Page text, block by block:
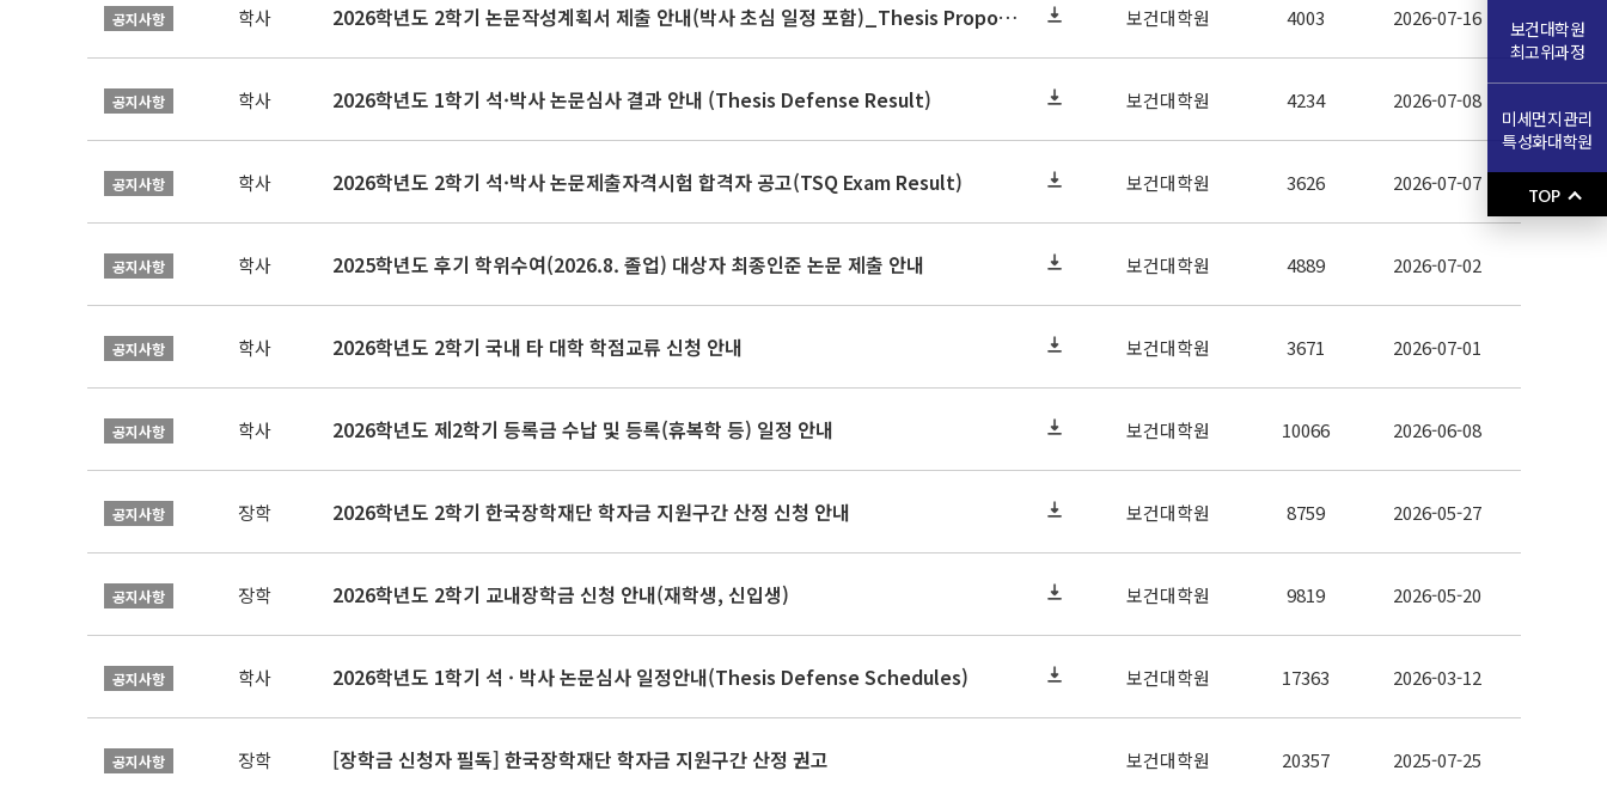
공지사항 학사 2026학년도 2학기 논문작성계획서 제출 안내(박사 초심 일정 포함)_Thesis Proposal 보건대학원 4003 2026-07-16
공지사항 학사 2026학년도 1학기 석·박사 논문심사 결과 안내 (Thesis Defense Result) 보건대학원 4234 2026-07-08
공지사항 학사 2026학년도 2학기 석·박사 논문제출자격시험 합격자 공고(TSQ Exam Result) 보건대학원 3626 2026-07-07
공지사항 학사 2025학년도 후기 학위수여(2026.8. 졸업) 대상자 최종인준 논문 제출 안내 보건대학원 4889 2026-07-02
공지사항 학사 2026학년도 2학기 국내 타 대학 학점교류 신청 안내 보건대학원 3671 2026-07-01
공지사항 학사 2026학년도 제2학기 등록금 수납 및 등록(휴복학 등) 일정 안내 보건대학원 10066 2026-06-08
공지사항 장학 2026학년도 2학기 한국장학재단 학자금 지원구간 산정 신청 안내 보건대학원 8759 2026-05-27
공지사항 장학 2026학년도 2학기 교내장학금 신청 안내(재학생, 신입생) 보건대학원 9819 2026-05-20
공지사항 학사 2026학년도 1학기 석 · 박사 논문심사 일정안내(Thesis Defense Schedules) 보건대학원 17363 2026-03-12
공지사항 장학 [장학금 신청자 필독] 한국장학재단 학자금 지원구간 산정 권고 보건대학원 20357 2025-07-25
보건대학원
최고위과정
미세먼지관리
특성화대학원
TOP